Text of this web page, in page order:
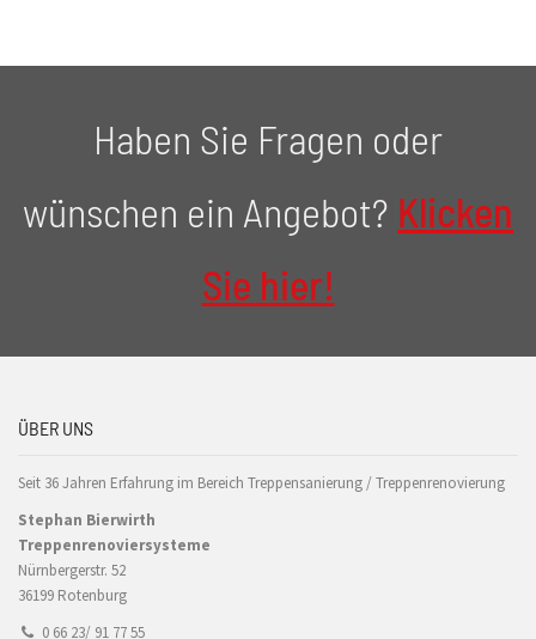
Haben Sie Fragen oder
wünschen ein Angebot? Klicken
Sie hier!
ÜBER UNS
Seit 36 Jahren Erfahrung im Bereich Treppensanierung / Treppenrenovierung
Stephan Bierwirth
Treppenrenoviersysteme
Nürnbergerstr. 52
36199 Rotenburg
0 66 23/ 91 77 55